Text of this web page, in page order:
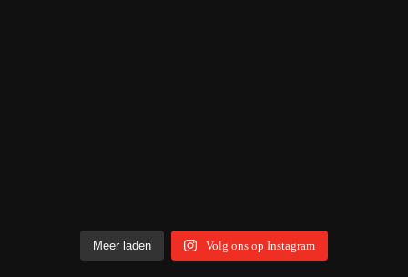
Meer laden Volg ons op Instagram